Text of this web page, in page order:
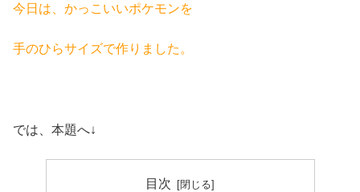
今日は、かっこいいポケモンを
手のひらサイズで作りました。
では、本題へ↓
目次